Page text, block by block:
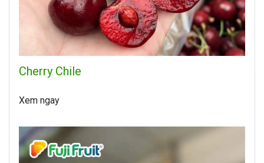
Cherry Chile
Xem ngay